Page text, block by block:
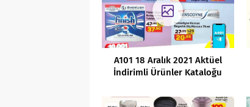
A101 18 Aralık 2021 Aktüel
İndirimli Ürünler Kataloğu